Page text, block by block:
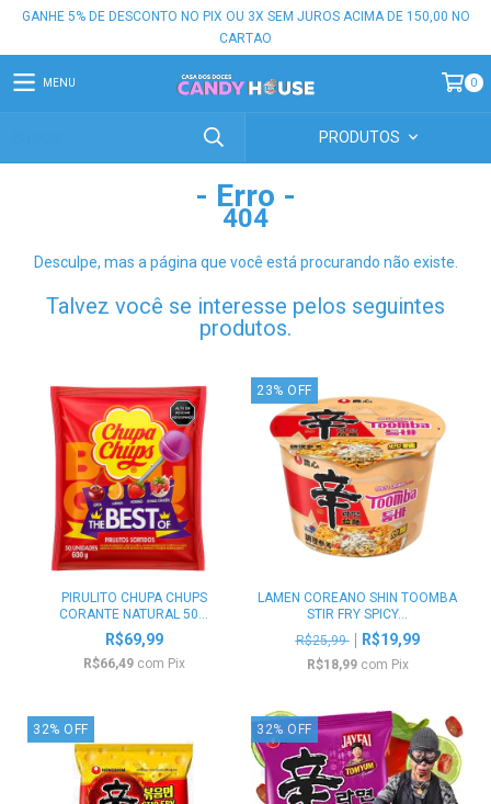
GANHE 5% DE DESCONTO NO PIX OU 3X SEM JUROS ACIMA DE 150,00 NO
CARTAO
MENU 0
PRODUTOS
- Erro -
404
Desculpe, mas a página que você está procurando não existe.
Talvez você se interesse pelos seguintes
produtos.
PIRULITO CHUPA CHUPS
CORANTE NATURAL 50...
R$69,99
R$66,49 com Pix
23% OFF
LAMEN COREANO SHIN TOOMBA
STIR FRY SPICY...
R$25,99
R$19,99
R$18,99 com Pix
32% OFF 32% OFF